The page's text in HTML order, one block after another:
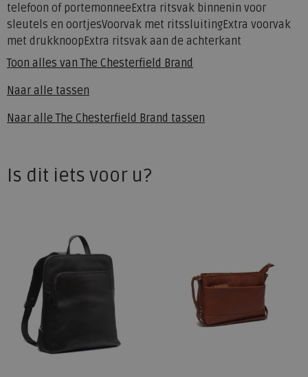
telefoon of portemonneeExtra ritsvak binnenin voor
sleutels en oortjesVoorvak met ritssluitingExtra voorvak
met drukknoopExtra ritsvak aan de achterkant
Toon alles vanThe Chesterfield Brand
Naar alle tassen
Naar alleThe Chesterfield Brand tassen
Is dit iets voor u?